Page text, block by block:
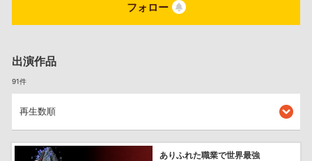
フォロー
出演作品
91件
ありふれた職業で世界最強